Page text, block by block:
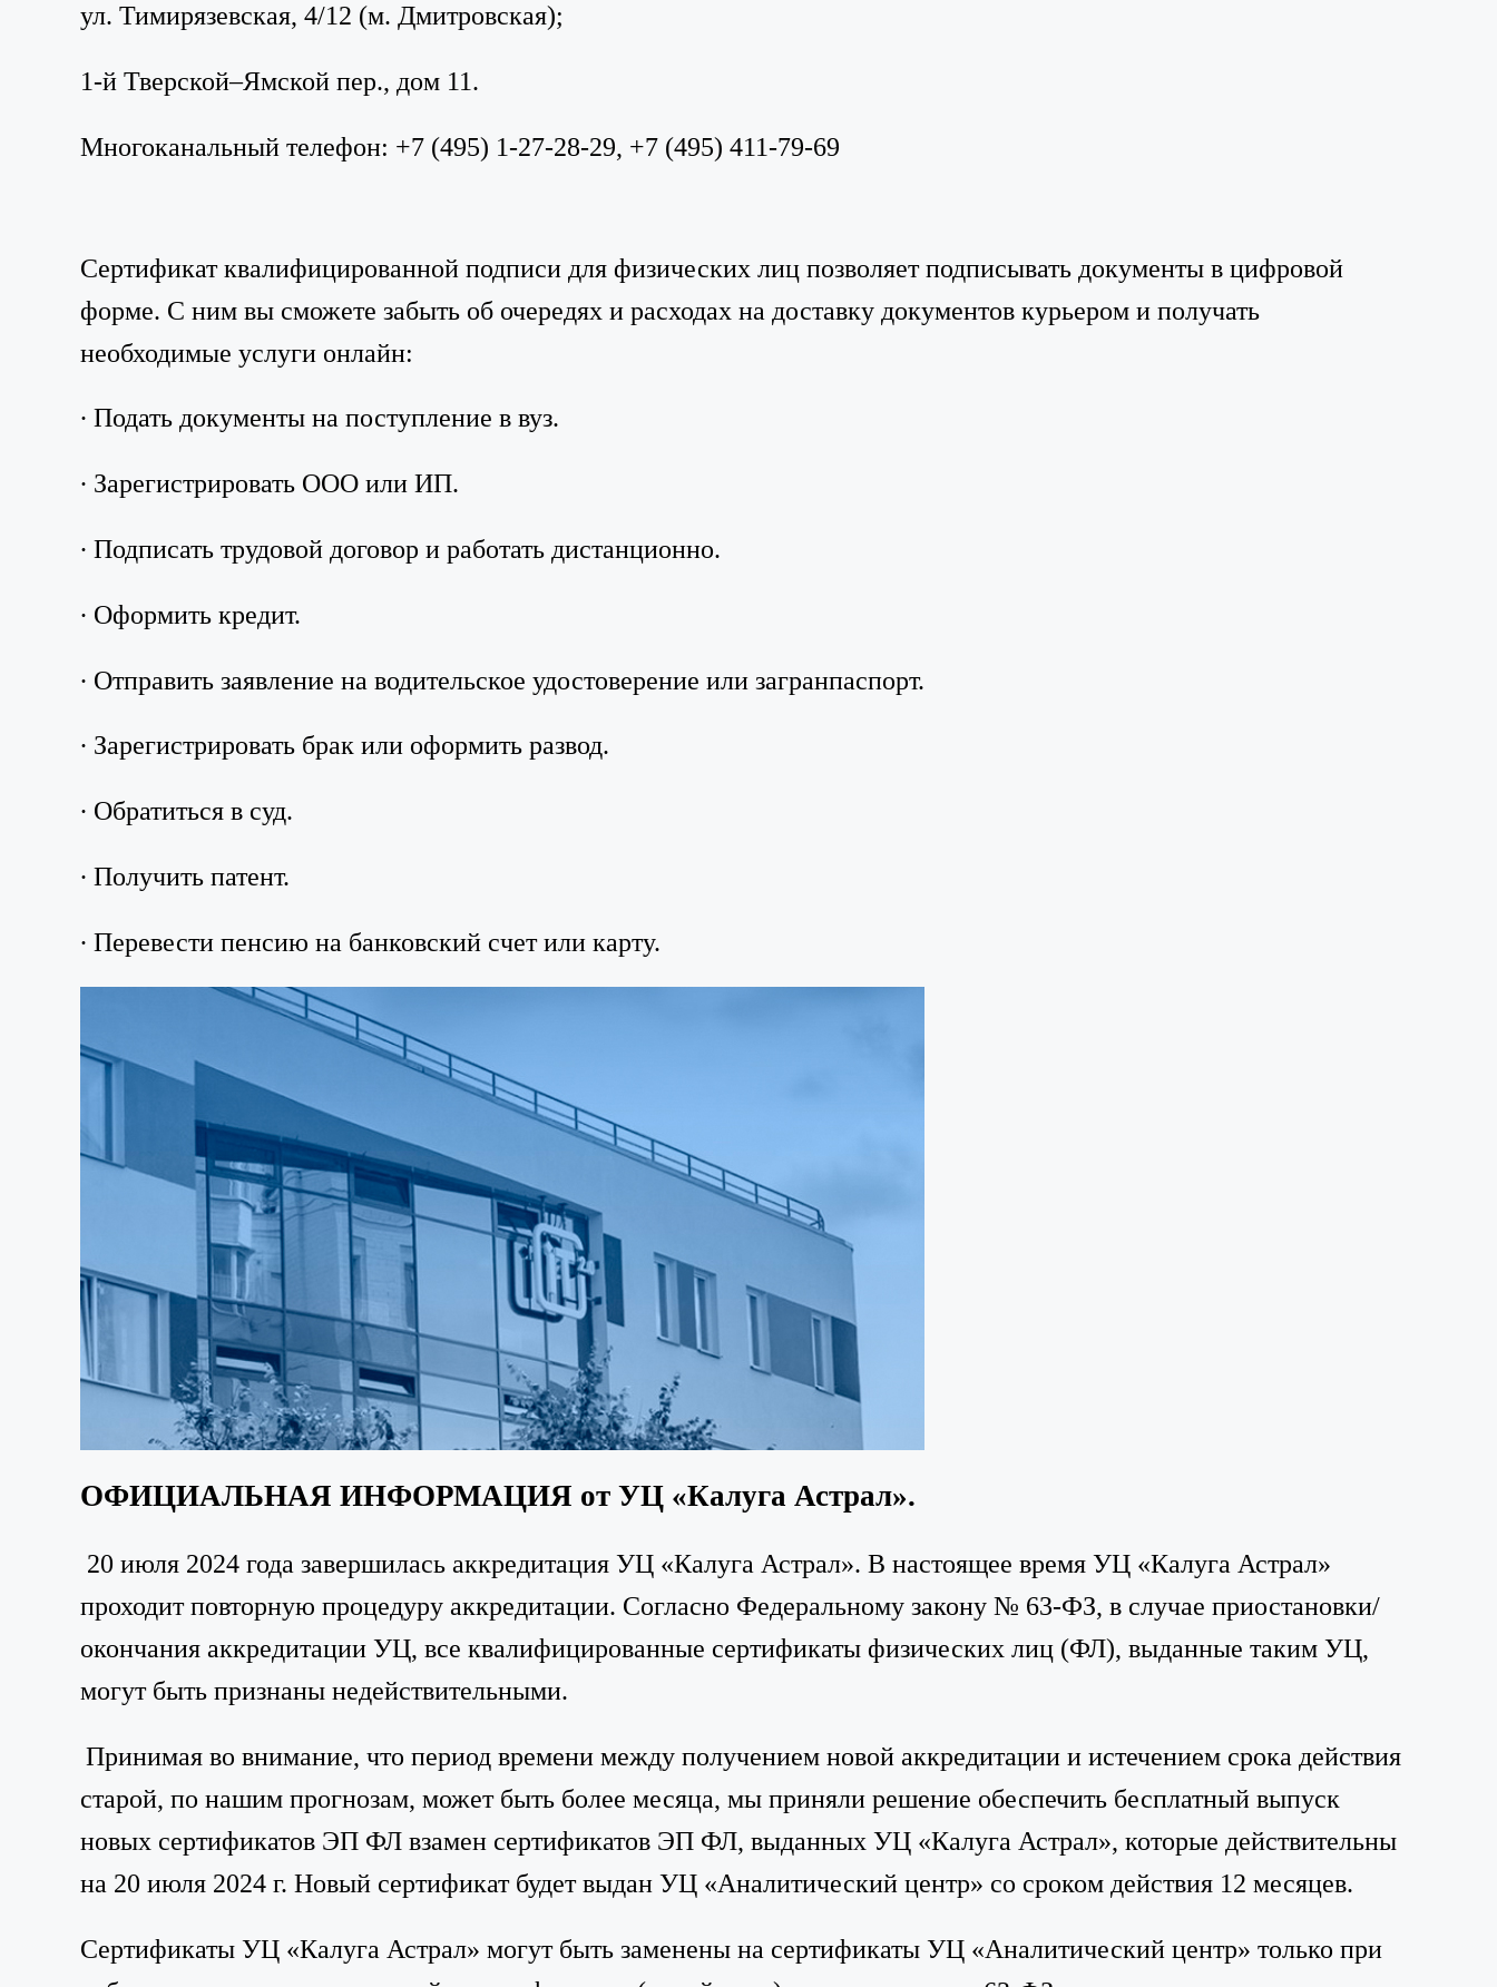
ул. Тимирязевская, 4/12 (м. Дмитровская);
1-й Тверской–Ямской пер., дом 11.
Многоканальный телефон: +7 (495) 1-27-28-29, +7 (495) 411-79-69
Сертификат квалифицированной подписи для физических лиц позволяет подписывать документы в цифровой
форме. С ним вы сможете забыть об очередях и расходах на доставку документов курьером и получать
необходимые услуги онлайн:
∙ Подать документы на поступление в вуз.
∙ Зарегистрировать ООО или ИП.
∙ Подписать трудовой договор и работать дистанционно.
∙ Оформить кредит.
∙ Отправить заявление на водительское удостоверение или загранпаспорт.
∙ Зарегистрировать брак или оформить развод.
∙ Обратиться в суд.
∙ Получить патент.
∙ Перевести пенсию на банковский счет или карту.
ОФИЦИАЛЬНАЯ ИНФОРМАЦИЯ от УЦ «Калуга Астрал».
20 июля 2024 года завершилась аккредитация УЦ «Калуга Астрал». В настоящее время УЦ «Калуга Астрал»
проходит повторную процедуру аккредитации. Согласно Федеральному закону № 63-ФЗ, в случае приостановки/
окончания аккредитации УЦ, все квалифицированные сертификаты физических лиц (ФЛ), выданные таким УЦ,
могут быть признаны недействительными.
Принимая во внимание, что период времени между получением новой аккредитации и истечением срока действия
старой, по нашим прогнозам, может быть более месяца, мы приняли решение обеспечить бесплатный выпуск
новых сертификатов ЭП ФЛ взамен сертификатов ЭП ФЛ, выданных УЦ «Калуга Астрал», которые действительны
на 20 июля 2024 г. Новый сертификат будет выдан УЦ «Аналитический центр» со сроком действия 12 месяцев.
Сертификаты УЦ «Калуга Астрал» могут быть заменены на сертификаты УЦ «Аналитический центр» только при